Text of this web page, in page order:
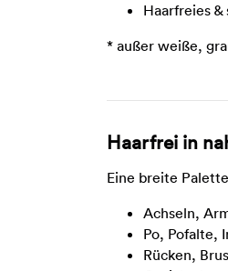
Haarfreies &
* außer weiße,
Haarfrei in
Eine breite
Achseln,
Po, Pofalte,
Rücken,